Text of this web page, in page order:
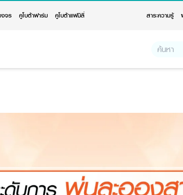
จร คูโบต้าฟาร์ม คูโบต้าแฟมิลี่ สาระความรู้